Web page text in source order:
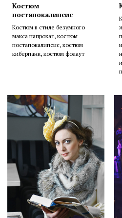
Костюм
постапокалипсис
Костюм в стиле безумного
макса напрокат, костюм
постапокалипсис, костюм
киберпанк, костюм фолаут